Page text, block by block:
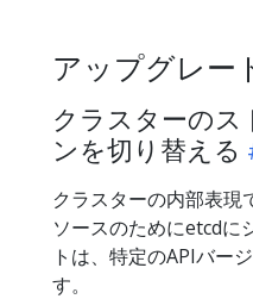
アップグレー
クラスターのス
ンを切り替える
クラスターの内部表
ソースのためにetcdに
トは、特定のAPIバー
す。